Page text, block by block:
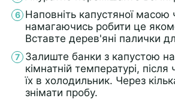
Наповніть капустяної масою
намагаючись робити це
Вставте дерев'яні палички
Залиште банки з капустою
кімнатній температурі, після
їх в холодильник. Через
знімати пробу.